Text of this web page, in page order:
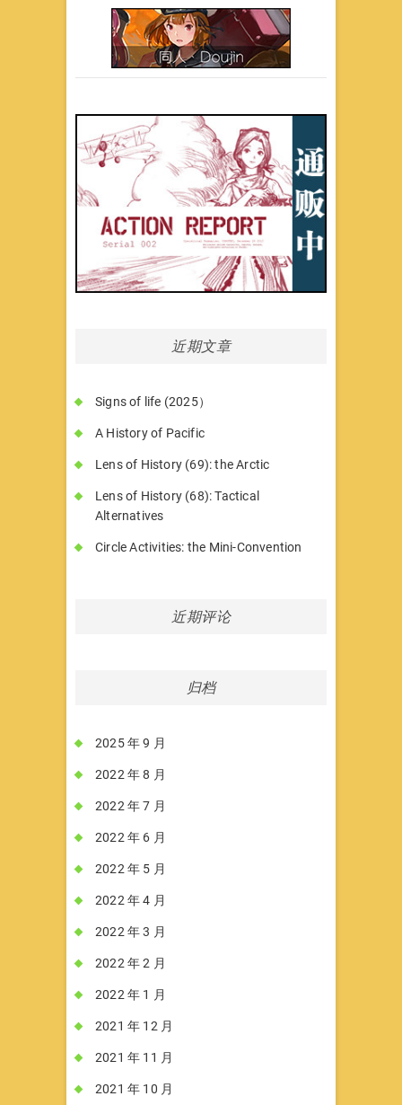
近期文章
Signs of life (2025）
A History of Pacific
Lens of History (69): the Arctic
Lens of History (68): Tactical
Alternatives
Circle Activities: the Mini-Convention
近期评论
归档
2025 年 9 月
2022 年 8 月
2022 年 7 月
2022 年 6 月
2022 年 5 月
2022 年 4 月
2022 年 3 月
2022 年 2 月
2022 年 1 月
2021 年 12 月
2021 年 11 月
2021 年 10 月